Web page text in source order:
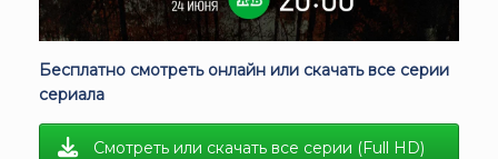
Бесплатно смотреть онлайн или скачать все серии
сериала
Смотреть или скачать все серии (Full HD)